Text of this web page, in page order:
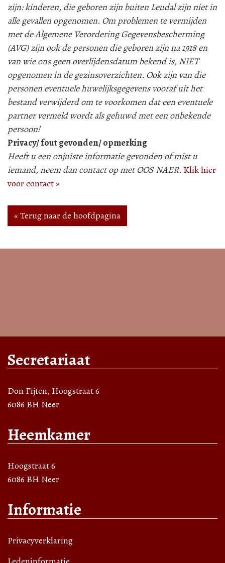
zijn: kinderen, die geboren zijn buiten Leudal zijn niet in
alle gevallen opgenomen. Om problemen te vermijden
met de Algemene Verordering Gegevensbescherming
(AVG) zijn ook de personen die geboren zijn na 1918 en
van wie ons geen overlijdensdatum bekend is, NIET
opgenomen in de gezinsoverzichten. Ook zijn van die
personen eventuele huwelijksgegevens vooraf uit het
bestand verwijderd om te voorkomen dat een eventuele
partner vermeld wordt als gehuwd met een onbekende
persoon!
Privacy/ fout gevonden/ opmerking
Heeft u een onjuiste informatie gevonden of mist u
iemand, neem dan contact op met OOS NAER. Klik hier
voor contact »
« Terug naar de hoofdpagina
Secretariaat
Don Fijten, Hoogstraat 6
6086 BH Neer
Heemkamer
Hoogstraat 6
6086 BH Neer
Informatie
Privacyverklaring